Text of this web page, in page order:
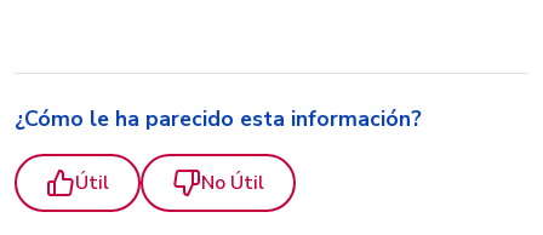
¿Cómo le ha parecido esta información?
Útil No Útil